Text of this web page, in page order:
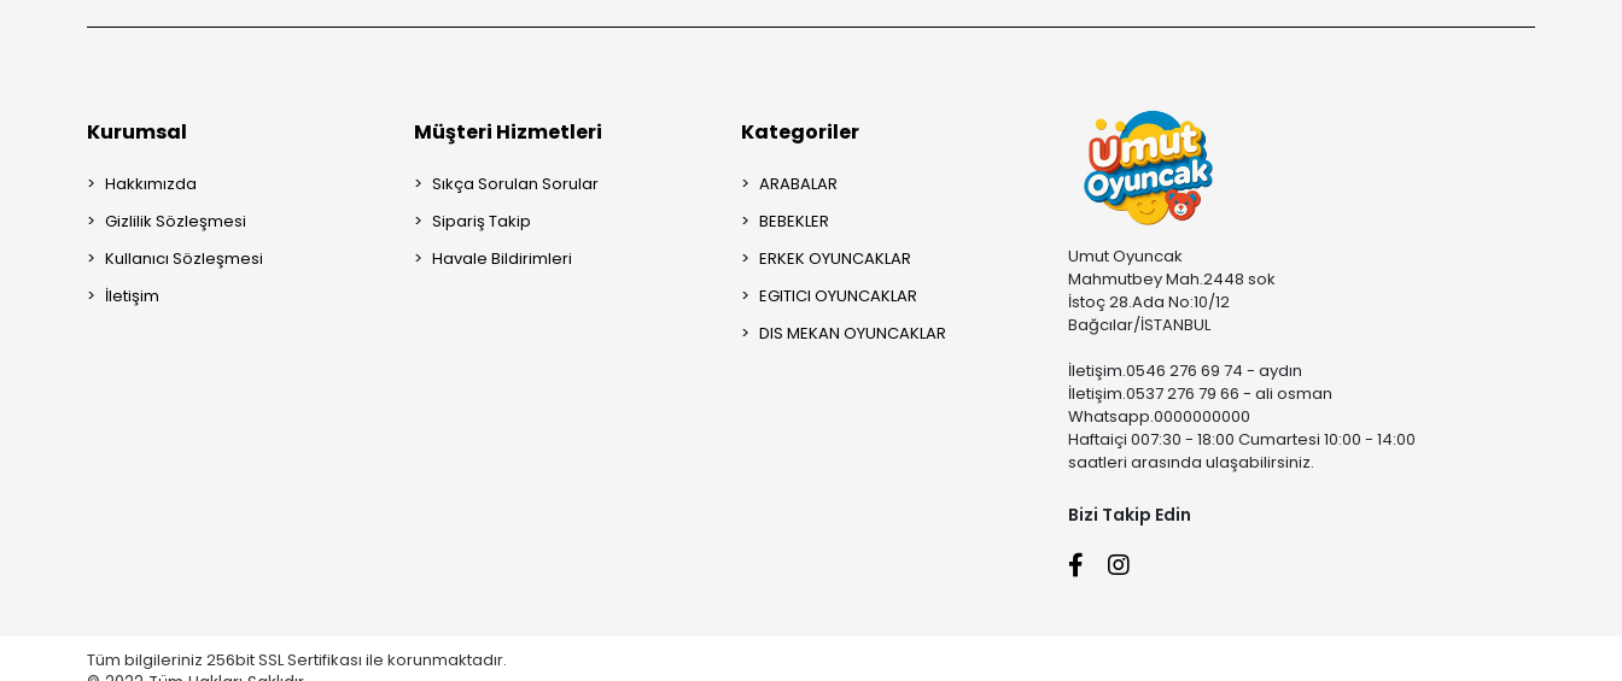
Kurumsal
Hakkımızda
Gizlilik Sözleşmesi
Kullanıcı Sözleşmesi
İletişim
Müşteri Hizmetleri
Sıkça Sorulan Sorular
Sipariş Takip
Havale Bildirimleri
Kategoriler
ARABALAR
BEBEKLER
ERKEK OYUNCAKLAR
EGITICI OYUNCAKLAR
DIS MEKAN OYUNCAKLAR
Umut Oyuncak
Mahmutbey Mah.2448 sok
İstoç 28.Ada No:10/12
Bağcılar/İSTANBUL
İletişim.0546 276 69 74 - aydın
İletişim.0537 276 79 66 - ali osman
Whatsapp.0000000000
Haftaiçi 007:30 - 18:00 Cumartesi 10:00 - 14:00
saatleri arasında ulaşabilirsiniz.
Bizi Takip Edin
Tüm bilgileriniz 256bit SSL Sertifikası ile korunmaktadır.